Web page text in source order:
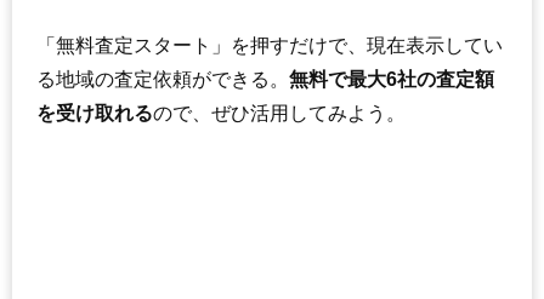
「無料査定スタート」を押すだけで、現在表示してい
る地域の査定依頼ができる。 無料で最大6社の査定額
を受け取れるので、ぜひ活用してみよう。